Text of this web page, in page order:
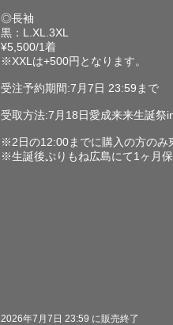
◎長袖
黒：L.XL.3XL
¥5,500/1着
※XXLは+500円となります。
受注予約期間:7月7日 23:59まで
受取方法:7月18日愛成来来生誕祭
※2日の12:00までに購入の方のみ
※生誕後ぷりもね広島にて1ヶ月
2026年7月7日 23:59 に販売終了